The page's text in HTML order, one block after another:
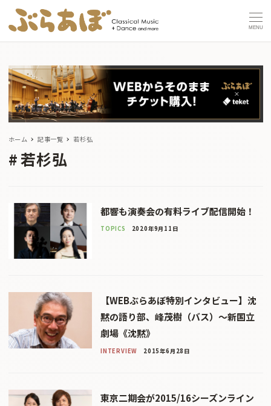
MENU
ホーム 記事一覧 若杉弘
若杉弘
都響も演奏会の有料ライブ配信開始！
TOPICS 2020年9月11日
【WEBぶらあぼ特別インタビュー】沈
黙の語り部、峰茂樹（バス）〜新国立
劇場《沈黙》
INTERVIEW 2015年6月28日
東京二期会が2015/16シーズンライン